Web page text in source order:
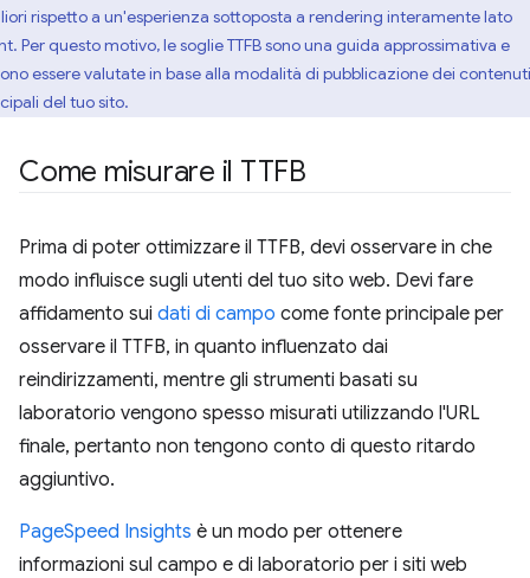
rispetto a un'esperienza sottoposta a rendering interamente lato
Per questo motivo, le soglie TTFB sono una guida approssimativa e
essere valutate in base alla modalità di pubblicazione dei contenuti
del tuo sito.
Come misurare il TTFB
Prima di poter ottimizzare il TTFB, devi osservare in che
modo influisce sugli utenti del tuo sito web. Devi fare
affidamento sui dati di campo come fonte principale per
osservare il TTFB, in quanto influenzato dai
reindirizzamenti, mentre gli strumenti basati su
laboratorio vengono spesso misurati utilizzando l'URL
finale, pertanto non tengono conto di questo ritardo
aggiuntivo.
PageSpeed Insights è un modo per ottenere
informazioni sul campo e di laboratorio per i siti web